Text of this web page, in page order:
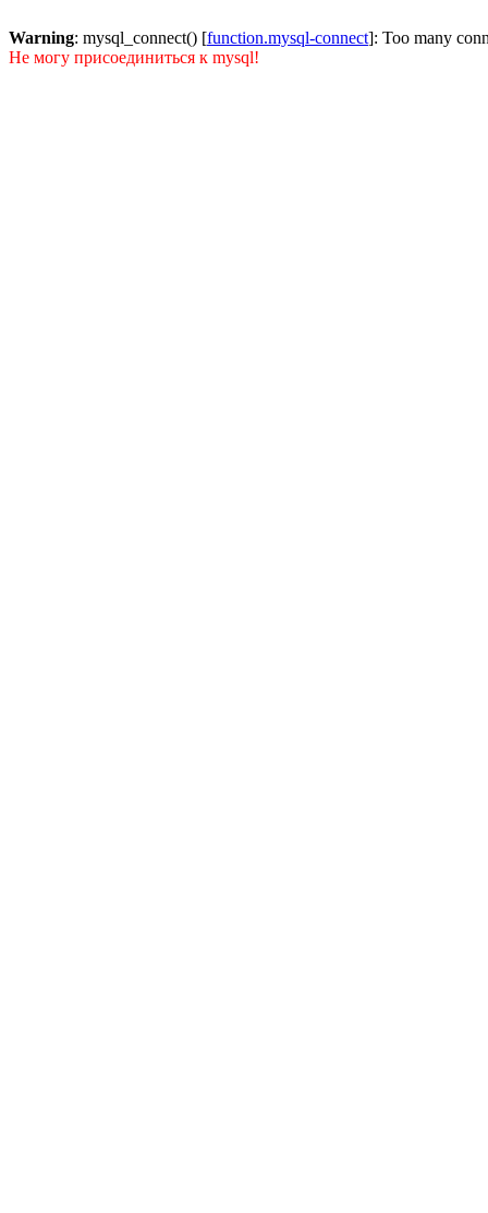
Warning: mysql_connect() [function.mysql-connect]: Too many
Не могу присоединиться к mysql!